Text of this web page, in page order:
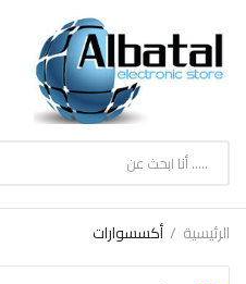
الرئيسية أكسسوارات